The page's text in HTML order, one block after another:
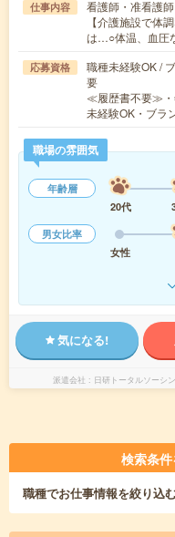
仕事内容
看護師・准看護師
【介護施設で体
は…○体温、血圧
応募資格
職種未経験OK /
要
≪履歴書不要≫・
未経験OK・ブラ
職場の雰囲気
年齢層
20代
男女比率
女性
気になる!
派遣会社 日研トータルソーシ
検索条
職種でお仕事情報を絞り込